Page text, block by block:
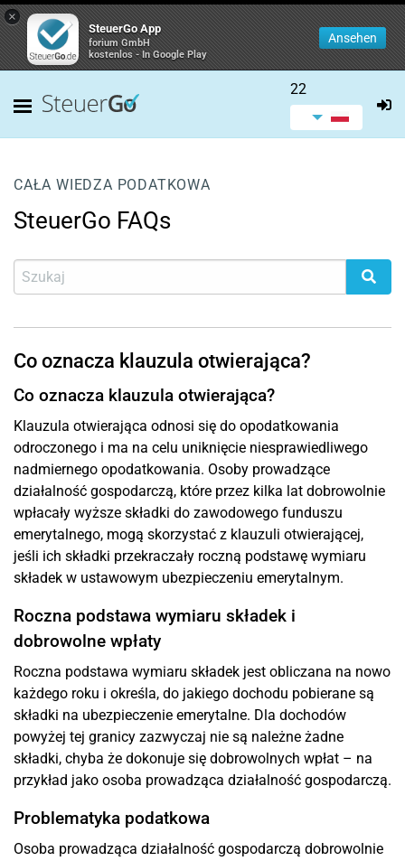
×
SteuerGo App
forium GmbH
kostenlos - In Google Play
Ansehen
22
CAŁA WIEDZA PODATKOWA
SteuerGo FAQs
Co oznacza klauzula otwierająca?
Co oznacza klauzula otwierająca?
Klauzula otwierająca odnosi się do opodatkowania
odroczonego i ma na celu uniknięcie niesprawiedliwego
nadmiernego opodatkowania. Osoby prowadzące
działalność gospodarczą, które przez kilka lat dobrowolnie
wpłacały wyższe składki do zawodowego funduszu
emerytalnego, mogą skorzystać z klauzuli otwierającej,
jeśli ich składki przekraczały roczną podstawę wymiaru
składek w ustawowym ubezpieczeniu emerytalnym.
Roczna podstawa wymiaru składek i
dobrowolne wpłaty
Roczna podstawa wymiaru składek jest obliczana na nowo
każdego roku i określa, do jakiego dochodu pobierane są
składki na ubezpieczenie emerytalne. Dla dochodów
powyżej tej granicy zazwyczaj nie są należne żadne
składki, chyba że dokonuje się dobrowolnych wpłat – na
przykład jako osoba prowadząca działalność gospodarczą.
Problematyka podatkowa
Osoba prowadząca działalność gospodarczą dobrowolnie